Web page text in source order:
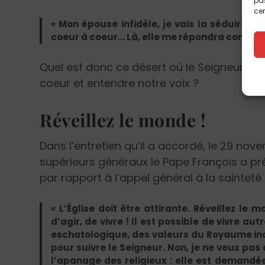
« Mon épouse infidèle, je vais la séduire,
coeur à coeur… Là, elle me répondra comme
Quel est donc ce désert où le Seigneur
coeur et entendre notre voix ?
Réveillez le monde !
Dans l’entretien qu’il a accordé, le 29
supérieurs généraux le Pape François a
par rapport à l’appel général à la sainteté
« L’Église doit être attirante. Réveillez le
d’agir, de vivre ! Il est possible de vivre
eschatologique, des valeurs du Royaume
pour suivre le Seigneur. Non, je ne veux
l’apanage des religieux : elle est